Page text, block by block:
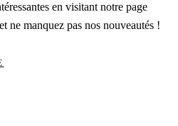
en visitant notre page
ne manquez pas nos nouveautés !